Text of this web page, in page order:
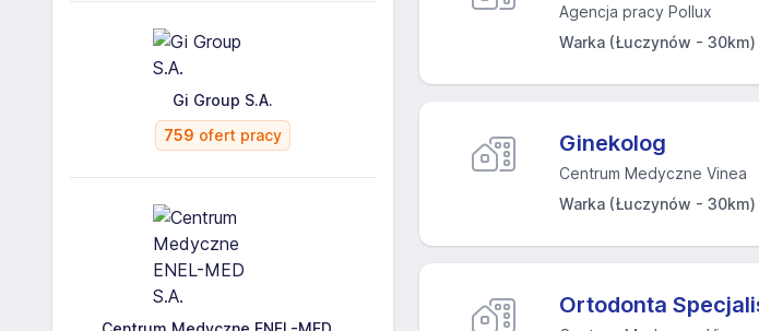
Gi Group S.A.
759 ofert pracy
Agencja pracy Pollux
Warka (Łuczynów - 30km)
Ginekolog
Centrum Medyczne Vinea
Warka (Łuczynów - 30km)
Ortodonta